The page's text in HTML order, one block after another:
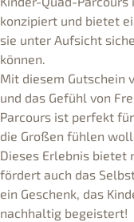
konzipiert und bietet
sie unter Aufsicht
können.
Mit diesem Gutschein
und das Gefühl von
Parcours ist perfekt
die Großen fühlen
Dieses Erlebnis bietet
fördert auch das
ein Geschenk, das
nachhaltig begeistert!